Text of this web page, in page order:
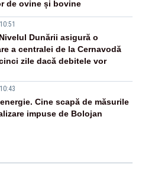
de ovine și bovine
Dunării asigură o
a centralei de la Cernavodă
zile dacă debitele vor
Cine scapă de măsurile
impuse de Bolojan